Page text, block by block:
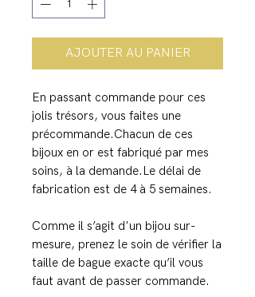
AJOUTER AU PANIER
En passant commande pour ces
jolis trésors, vous faites une
précommande.Chacun de ces
bijoux en or est fabriqué par mes
soins, à la demande.Le délai de
fabrication est de 4 à 5 semaines.
Comme il s’agit d'un bijou sur-
mesure, prenez le soin de vérifier la
taille de bague exacte qu’il vous
faut avant de passer commande.